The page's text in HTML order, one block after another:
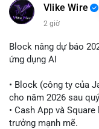
tiếp lên thị trường.
khả năng tái phân bổ
hưởng nhẹ, nhưng
Theo dõi thêm các
xuất hiện chuỗi
cơ điều chỉnh. Tránh
nhận đầy đủ dòng tiền.
Vlike Wire
2 giờ
Block nâng dự báo
ứng dụng AI
• Block (công ty của
cho năm 2026 sau
• Cash App và
trưởng mạnh mẽ.